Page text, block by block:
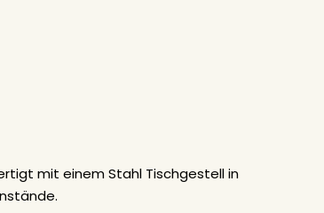
mit einem Stahl Tischgestell in